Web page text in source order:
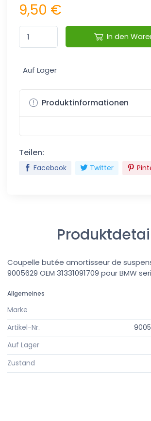
9,50 €
In den
Auf Lager
Produktinformationen
Teilen:
Facebook Twitter
Coupelle butée amortisseur de
9005629 OEM 31331091709 pour BMW
Allgemeines
Marke
Artikel-Nr.
Auf Lager
Zustand